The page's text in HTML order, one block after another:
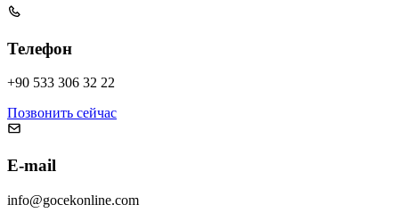
Телефон
+90 533 306 32 22
Позвонить сейчас
E-mail
info@gocekonline.com